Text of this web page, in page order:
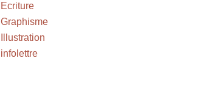
Ecriture
Graphisme
Illustration
infolettre